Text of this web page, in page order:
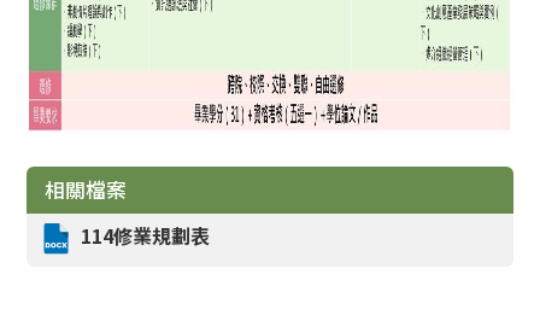
相關檔案
114修業規劃表